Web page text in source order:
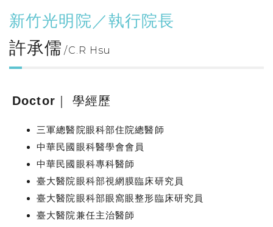
新竹光明院／執行院長
許承儒 C.R Hsu
Doctor｜ 學經歷
三軍總醫院眼科部住院總醫師
中華民國眼科醫學會會員
中華民國眼科專科醫師
臺大醫院眼科部視網膜臨床研究員
臺大醫院眼科部眼窩眼整形臨床研究員
臺大醫院兼任主治醫師